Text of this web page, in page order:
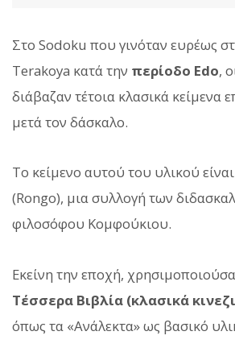
Στο Sodoku που γινόταν ευρέως
Terakoya κατά την περίοδο Edo,
διάβαζαν τέτοια κλασικά κείμενα
μετά τον δάσκαλο.
Το κείμενο αυτού του υλικού
(Rongo), μια συλλογή των
φιλοσόφου Κομφούκιου.
Εκείνη την εποχή,
Τέσσερα Βιβλία (κλασικά
όπως τα «Ανάλεκτα» ως βασικό